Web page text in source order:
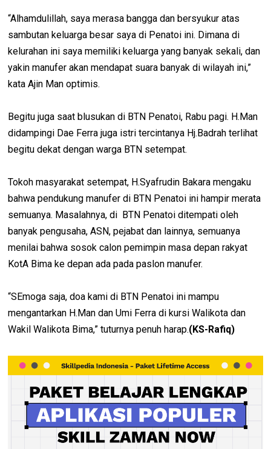
“Alhamdulillah, saya merasa bangga dan bersyukur atas
sambutan keluarga besar saya di Penatoi ini. Dimana di
kelurahan ini saya memiliki keluarga yang banyak sekali, dan
yakin manufer akan mendapat suara banyak di wilayah ini,”
kata Ajin Man optimis.
Begitu juga saat blusukan di BTN Penatoi, Rabu pagi. H.Man
didampingi Dae Ferra juga istri tercintanya Hj.Badrah terlihat
begitu dekat dengan warga BTN setempat.
Tokoh masyarakat setempat, H.Syafrudin Bakara mengaku
bahwa pendukung manufer di BTN Penatoi ini hampir merata
semuanya. Masalahnya, di BTN Penatoi ditempati oleh
banyak pengusaha, ASN, pejabat dan lainnya, semuanya
menilai bahwa sosok calon pemimpin masa depan rakyat
KotA Bima ke depan ada pada paslon manufer.
“SEmoga saja, doa kami di BTN Penatoi ini mampu
mengantarkan H.Man dan Umi Ferra di kursi Walikota dan
Wakil Walikota Bima,” tuturnya penuh harap.(KS-Rafiq)